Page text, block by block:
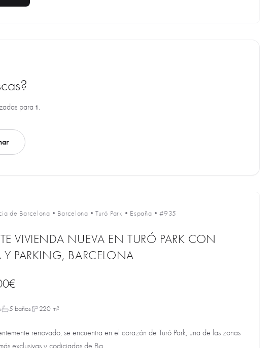
para ti.
de Barcelona • Barcelona •Turó Park • España •#935
VIVIENDA NUEVA EN TURÓ PARK CON
Y PARKING, BARCELONA
5 baños 220 m²
renovado, se encuentra en el corazón de Turó Park, una de las zonas
exclusivas y codiciadas de Ba...